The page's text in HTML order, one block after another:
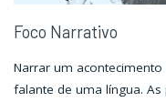
Foco Narrativo
Narrar um
falante de uma língua.